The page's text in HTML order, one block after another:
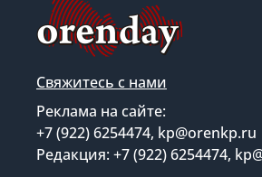
Свяжитесь с нами
Реклама на сайте:
+7 (922) 6254474, kp@orenkp.ru
Редакция: +7 (922) 6254474,